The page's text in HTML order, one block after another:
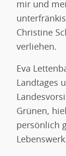
mir und
Christine
verliehen.
Eva
Landtages
Grünen,
persönlich